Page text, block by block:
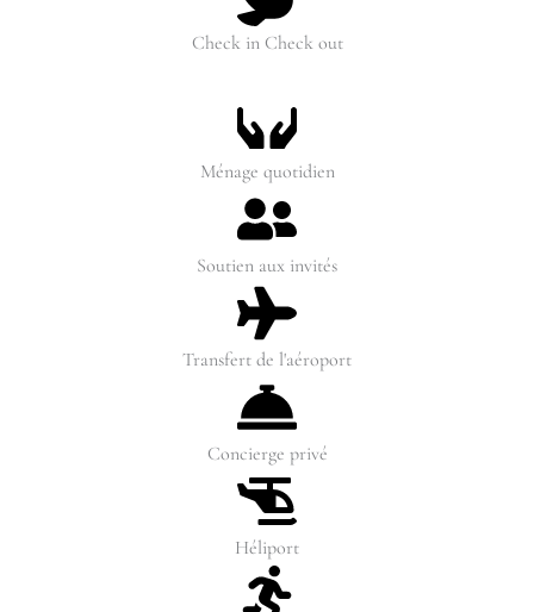
Check in Check out
Ménage quotidien
Soutien aux invités
Transfert de l'aéroport
Concierge privé
Héliport